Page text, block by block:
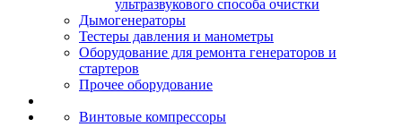
ультразвукового способа очистки
Дымогенераторы
Тестеры давления и манометры
Оборудование для ремонта генераторов и
стартеров
Прочее оборудование
Винтовые компрессоры